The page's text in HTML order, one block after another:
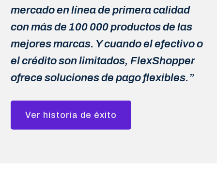
mercado en línea de primera calidad
con más de 100 000 productos de las
mejores marcas. Y cuando el efectivo o
el crédito son limitados, FlexShopper
ofrece soluciones de pago flexibles.”
Ver historia de éxito